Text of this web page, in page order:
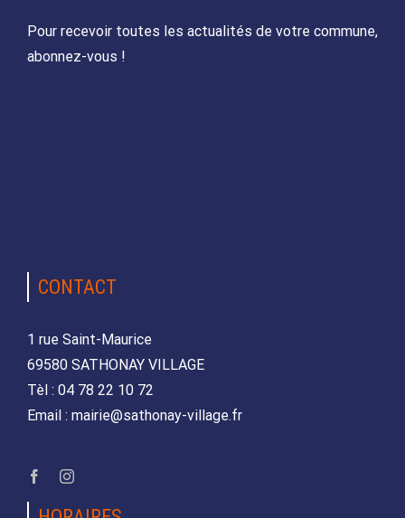
Pour recevoir toutes les actualités de votre commune,
abonnez-vous !
CONTACT
1 rue Saint-Maurice
69580 SATHONAY VILLAGE
Tèl : 04 78 22 10 72
Email : mairie@sathonay-village.fr